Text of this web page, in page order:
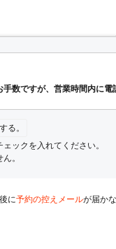
数ですが、営業時間内に電
る。
ックを入れてください。
。
に予約の控えメールが届か